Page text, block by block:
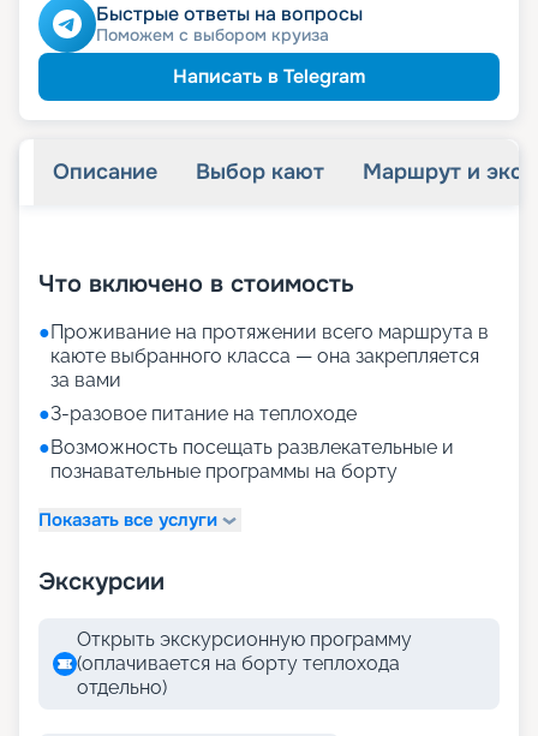
Быстрые ответы на вопросы
Поможем с выбором круиза
Написать в Telegram
Описание Выбор кают Маршрут и
Что включено в стоимость
●Проживание на протяжении всего маршрута в
каюте выбранного класса — она закрепляется
за вами
●3-разовое питание на теплоходе
●Возможность посещать развлекательные и
познавательные программы на борту
Показать все услуги
Экскурсии
Открыть экскурсионную программу
(оплачивается на борту теплохода
отдельно)